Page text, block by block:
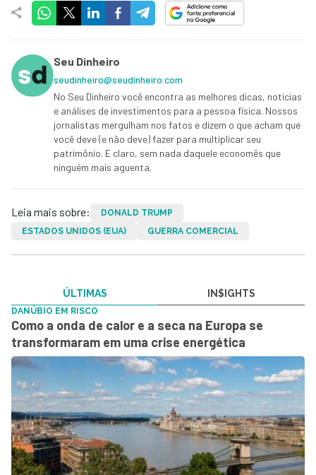
Seu Dinheiro
seudinheiro@seudinheiro.com
No Seu Dinheiro você encontra as melhores dicas, notícias
e análises de investimentos para a pessoa física. Nossos
jornalistas mergulham nos fatos e dizem o que acham que
você deve (e não deve) fazer para multiplicar seu
patrimônio. E claro, sem nada daquele economês que
ninguém mais aguenta.
Leia mais sobre:
DONALD TRUMP
ESTADOS UNIDOS (EUA)
GUERRA COMERCIAL
ÚLTIMAS IN$IGHTS
DANÚBIO EM RISCO
Como a onda de calor e a seca na Europa se
transformaram em uma crise energética